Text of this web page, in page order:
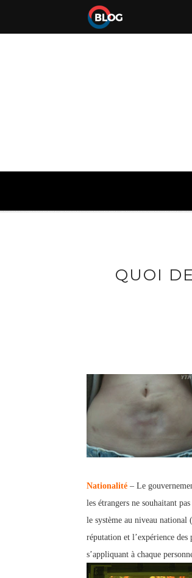
QUOI
Nationalité – Le
les étrangers ne souhaitant
le système au niveau
réputation et l’expérience des
s’appliquant à chaque